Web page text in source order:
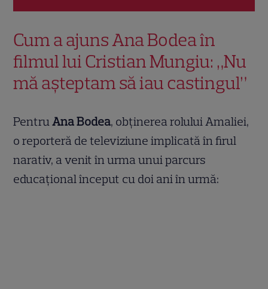
Cum a ajuns Ana Bodea în
filmul lui Cristian Mungiu: „Nu
mă așteptam să iau castingul”
PentruAna Bodea, obținerea rolului Amaliei,
o reporteră de televiziune implicată în firul
narativ, a venit în urma unui parcurs
educațional început cu doi ani în urmă: